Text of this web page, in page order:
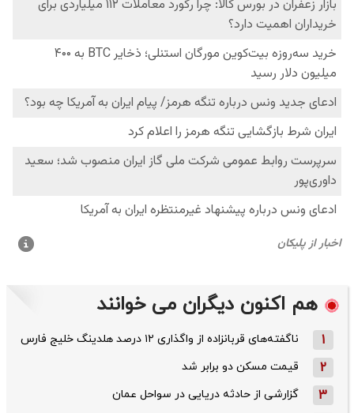
هم اکنون دیگران می خوانند
1 ناگفته‌های قربانزاده از واگذاری ۱۲ درصد هلدینگ خلیج فارس
2 قیمت مسکن دو برابر شد
3 گزارشی از حادثه دریایی در سواحل عمان